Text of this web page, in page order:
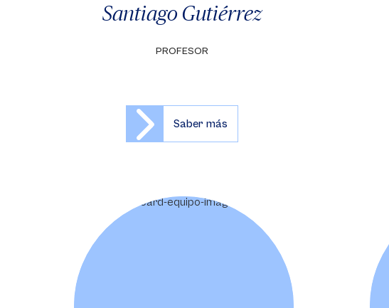
Santiago Gutiérrez
PROFESOR
Saber más